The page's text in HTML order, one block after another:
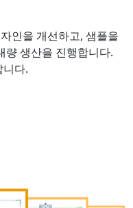
인을 개선하고, 샘플을
량 생산을 진행합니다.
다.